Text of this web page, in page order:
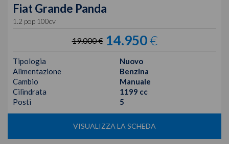
Fiat Grande Panda
1.2 pop 100cv
19.000 € 14.950€
Tipologia
Nuovo
Alimentazione
Benzina
Cambio
Manuale
Cilindrata
1199 cc
Posti
5
VISUALIZZA LA SCHEDA